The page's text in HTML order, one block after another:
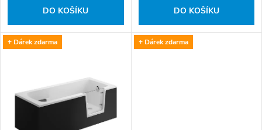
DO KOŠÍKU DO KOŠÍKU
+ Dárek zdarma + Dárek zdarma